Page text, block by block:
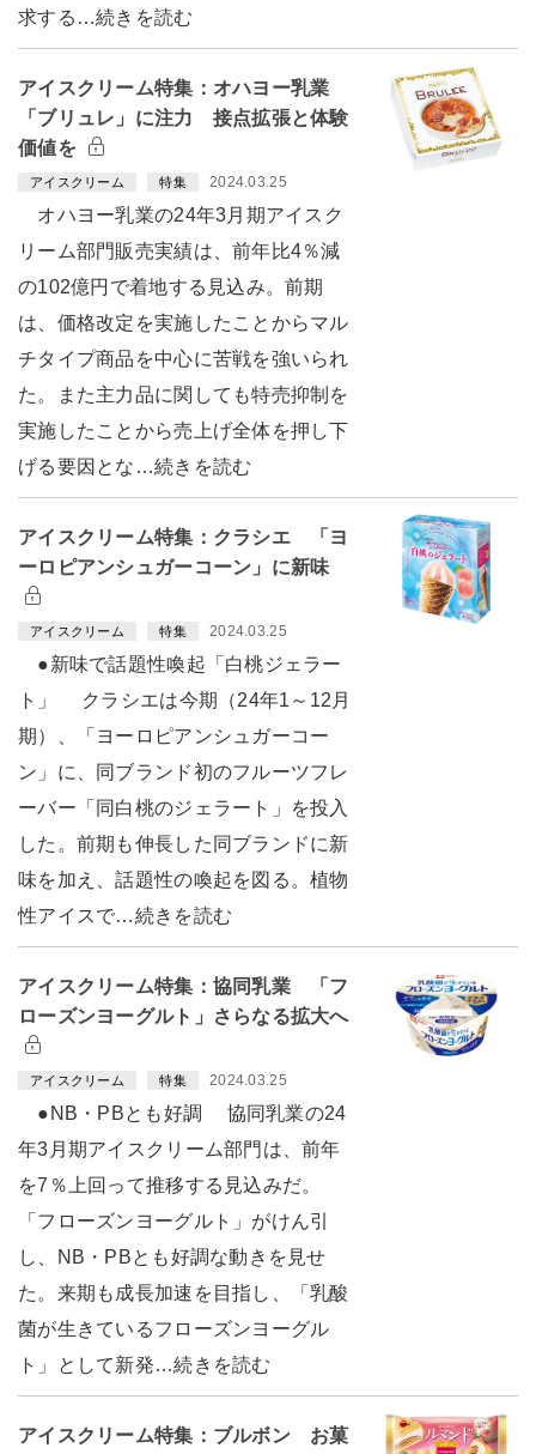
求する…続きを読む
アイスクリーム特集：オハヨー乳業
「ブリュレ」に注力 接点拡張と体験
価値を
アイスクリーム 特集 2024.03.25
オハヨー乳業の24年3月期アイスク
リーム部門販売実績は、前年比4％減
の102億円で着地する見込み。前期
は、価格改定を実施したことからマル
チタイプ商品を中心に苦戦を強いられ
た。また主力品に関しても特売抑制を
実施したことから売上げ全体を押し下
げる要因とな…続きを読む
アイスクリーム特集：クラシエ 「ヨ
ーロピアンシュガーコーン」に新味
アイスクリーム 特集 2024.03.25
●新味で話題性喚起「白桃ジェラー
ト」 クラシエは今期（24年1～12月
期）、「ヨーロピアンシュガーコー
ン」に、同ブランド初のフルーツフレ
ーバー「同白桃のジェラート」を投入
した。前期も伸長した同ブランドに新
味を加え、話題性の喚起を図る。植物
性アイスで…続きを読む
アイスクリーム特集：協同乳業 「フ
ローズンヨーグルト」さらなる拡大へ
アイスクリーム 特集 2024.03.25
●NB・PBとも好調 協同乳業の24
年3月期アイスクリーム部門は、前年
を7％上回って推移する見込みだ。
「フローズンヨーグルト」がけん引
し、NB・PBとも好調な動きを見せ
た。来期も成長加速を目指し、「乳酸
菌が生きているフローズンヨーグル
ト」として新発…続きを読む
アイスクリーム特集：ブルボン お菓